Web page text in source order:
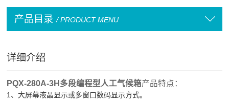
产品目录 / PRODUCT MENU
详细介绍
PQX-280A-3H多段编程型人工气候箱产品特点：
1、大屏幕液晶显示或多窗口数码显示方式。